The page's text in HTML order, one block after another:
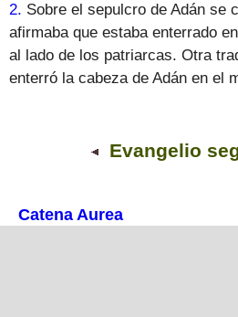
2. Sobre el sepulcro de Adán se
afirmaba que estaba enterrado
al lado de los patriarcas. Otra
enterró la cabeza de Adán en el
Evangelio
Catena Aurea